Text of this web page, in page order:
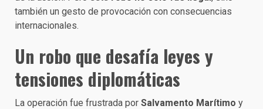
también un gesto de provocación con consecuencias
internacionales.
Un robo que desafía leyes y
tensiones diplomáticas
La operación fue frustrada por Salvamento Marítimo y